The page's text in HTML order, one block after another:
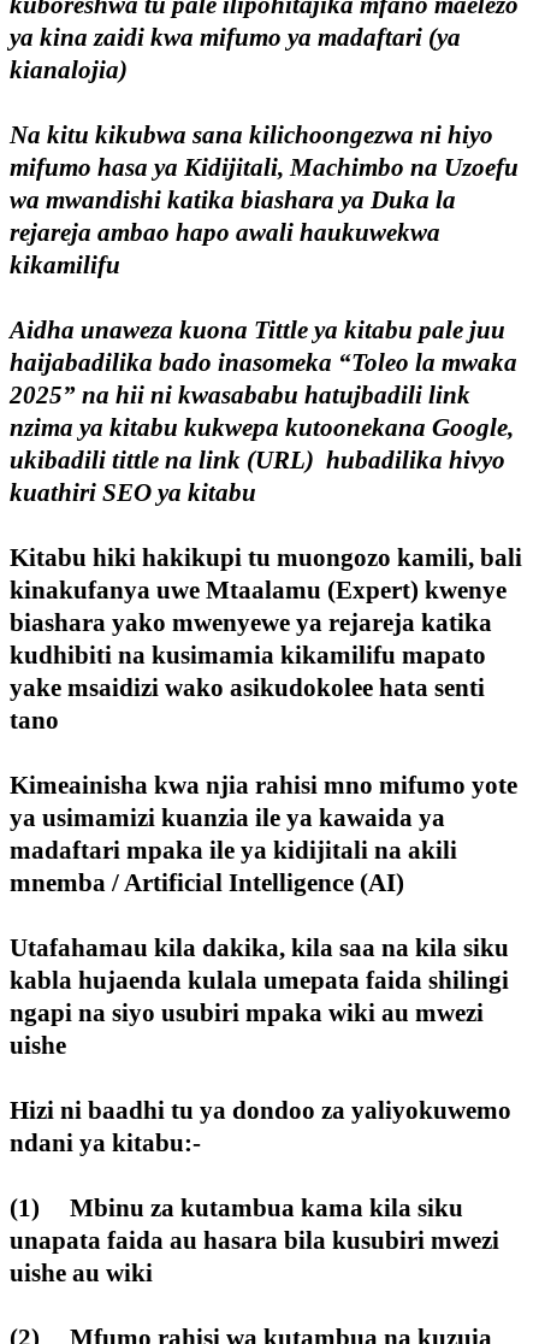
ya kina zaidi kwa mifumo ya madaftari (ya
kianalojia)
Na kitu kikubwa sana kilichoongezwa ni hiyo
mifumo hasa ya Kidijitali, Machimbo na Uzoefu
wa mwandishi katika biashara ya Duka la
rejareja ambao hapo awali haukuwekwa
kikamilifu
Aidha unaweza kuona Tittle ya kitabu pale juu
haijabadilika bado inasomeka “Toleo la mwaka
2025” na hii ni kwasababu hatujbadili link
nzima ya kitabu kukwepa kutoonekana Google,
ukibadili tittle na link (URL) hubadilika hivyo
kuathiri SEO ya kitabu
Kitabu hiki hakikupi tu muongozo kamili, bali
kinakufanya uwe Mtaalamu (Expert) kwenye
biashara yako mwenyewe ya rejareja katika
kudhibiti na kusimamia kikamilifu mapato
yake msaidizi wako asikudokolee hata senti
tano
Kimeainisha kwa njia rahisi mno mifumo yote
ya usimamizi kuanzia ile ya kawaida ya
madaftari mpaka ile ya kidijitali na akili
mnemba / Artificial Intelligence (AI)
Utafahamau kila dakika, kila saa na kila siku
kabla hujaenda kulala umepata faida shilingi
ngapi na siyo usubiri mpaka wiki au mwezi
uishe
Hizi ni baadhi tu ya dondoo za yaliyokuwemo
ndani ya kitabu:-
(1) Mbinu za kutambua kama kila siku
unapata faida au hasara bila kusubiri mwezi
uishe au wiki
(2) Mfumo rahisi wa kutambua na kuzuia